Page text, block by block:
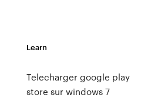
Learn
Telecharger google play
store sur windows 7